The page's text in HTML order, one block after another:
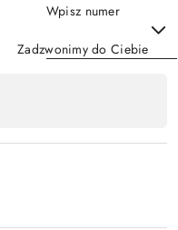
Wpisz numer
Zadzwonimy do Ciebie